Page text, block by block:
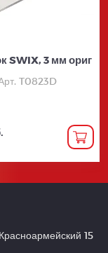
SWIX, 3 мм ориг
T0823D
15